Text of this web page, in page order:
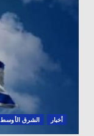
أخبار الشرق الأوسط